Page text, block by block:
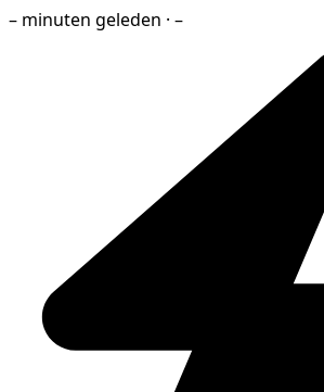
– minuten geleden · –